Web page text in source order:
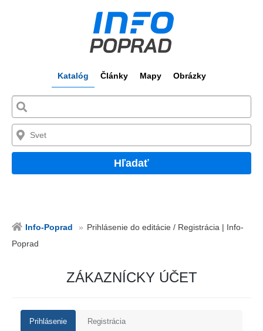
Katalóg Články Mapy Obrázky
Hľadať
Info-Poprad
Prihlásenie do editácie / Registrácia | Info-
Poprad
ZÁKAZNÍCKY ÚČET
Prihlásenie Registrácia